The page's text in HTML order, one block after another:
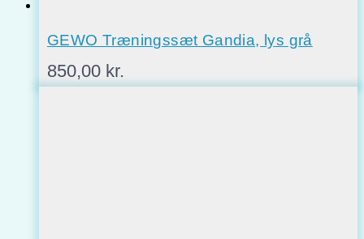
GEWO Træningssæt Gandia, lys grå
850,00 kr.